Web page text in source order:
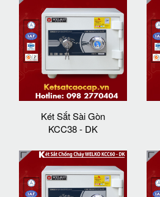
Két Sắt Sài Gòn
KCC38 - DK